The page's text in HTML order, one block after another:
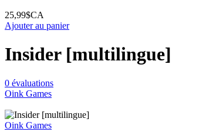
25,99$CA
Ajouter au panier
Insider [multilingue]
0 évaluations
Oink Games
Oink Games